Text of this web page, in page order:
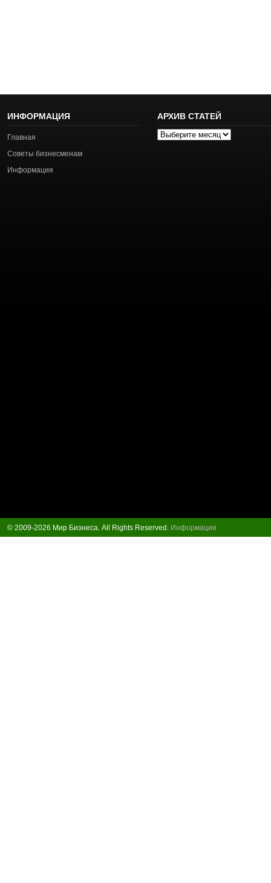
ИНФОРМАЦИЯ
Главная
Советы бизнесменам
Информация
АРХИВ СТАТЕЙ
Архив
© 2009-2026 Мир Бизнеса. All Rights Reserved. Информация